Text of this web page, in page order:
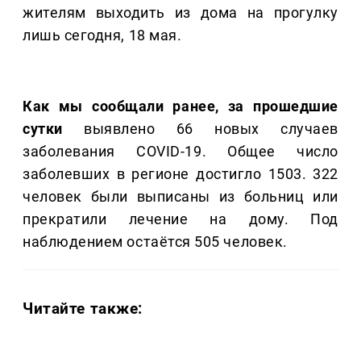
жителям выходить из дома на прогулку
лишь сегодня, 18 мая.
Как мы сообщали ранее, за прошедшие
сутки выявлено 66 новых случаев
заболевания COVID-19. Общее число
заболевших в регионе достигло 1503. 322
человек были выписаны из больниц или
прекратили лечение на дому. Под
наблюдением остаётся 505 человек.
Читайте также: